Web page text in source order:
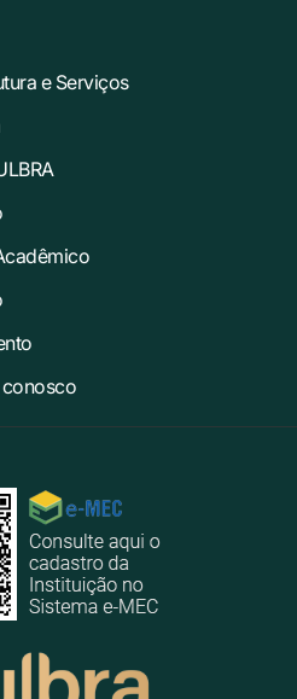
e Serviços